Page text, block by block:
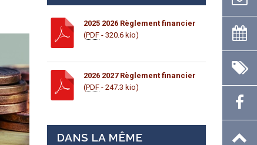
2025 2026 Règlement financier
(PDF - 320.6 kio)
2026 2027 Règlement financier
(PDF - 247.3 kio)
DANS LA MÊME